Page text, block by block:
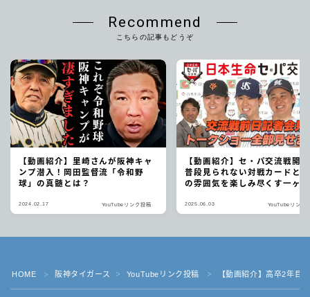
Recommend
こちらの記事もどうぞ
【動画紹介】里崎さんが阪神キャ
ンプ潜入！岡田監督流「令和野
球」の真髄とは？
2024.02.17 YouTubeリンク投稿
【動画紹介】セ・パ交流戦開
普段見られない対戦カードと
の雰囲気を楽しみ尽くす一ヶ月
2025.06.03 YouTubeリンク
HOME ＞ 阪神タイガース ＞ YouTubeリンク投稿 ＞ 【動画紹介】高卒2年目